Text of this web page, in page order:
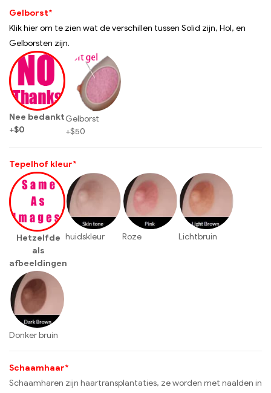
*
Gelborst
Klik hier om te zien wat de verschillen tussen Solid zijn, Hol, en
Gelborsten zijn.
Nee bedankt
+$0
Gelborst
+$50
*
Tepelhof kleur
Hetzelfde
als
afbeeldingen
huidskleur Roze Lichtbruin
Donker bruin
*
Schaamhaar
Schaamharen zijn haartransplantaties, ze worden met naalden in